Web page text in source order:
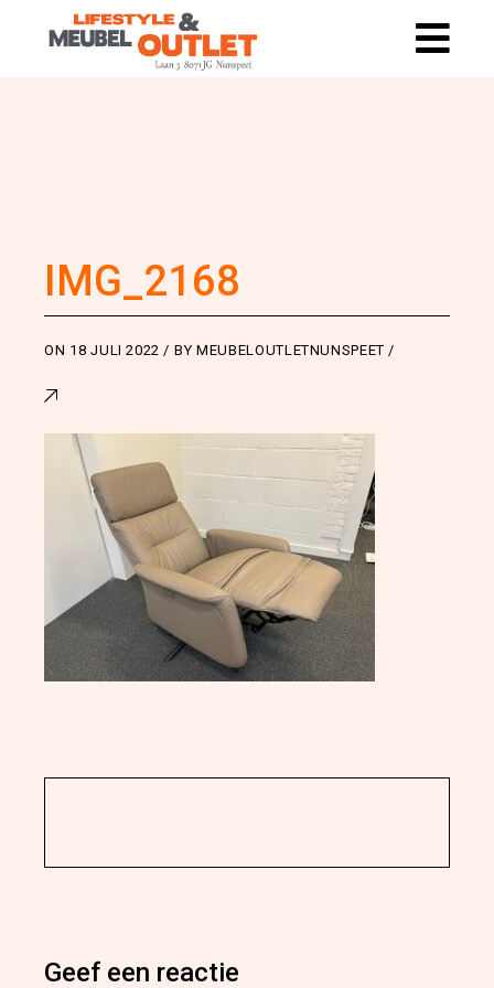
IMG_2168
ON 18 JULI 2022 BYMEUBELOUTLETNUNSPEET
Geef een reactie